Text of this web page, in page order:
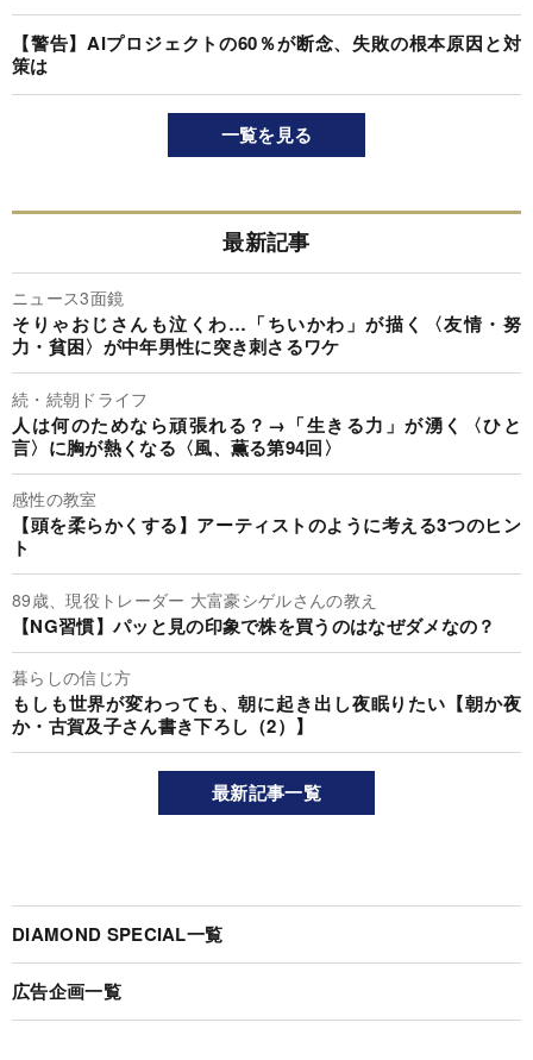
【警告】AIプロジェクトの60％が断念、失敗の根本原因と対
策は
一覧を見る
最新記事
ニュース3面鏡
そりゃおじさんも泣くわ…「ちいかわ」が描く〈友情・努
力・貧困〉が中年男性に突き刺さるワケ
続・続朝ドライフ
人は何のためなら頑張れる？→「生きる力」が湧く〈ひと
言〉に胸が熱くなる〈風、薫る第94回〉
感性の教室
【頭を柔らかくする】アーティストのように考える3つのヒン
ト
89歳、現役トレーダー 大富豪シゲルさんの教え
【NG習慣】パッと見の印象で株を買うのはなぜダメなの？
暮らしの信じ方
もしも世界が変わっても、朝に起き出し夜眠りたい【朝か夜
か・古賀及子さん書き下ろし（2）】
最新記事一覧
DIAMOND SPECIAL一覧
広告企画一覧